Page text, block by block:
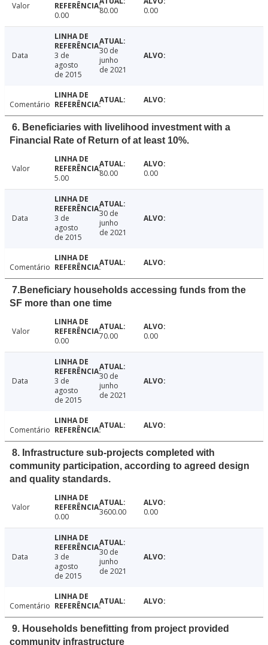
Valor
0.00
80.00 0.00
Data
3 de
agosto
de 2015
30 de
junho
de 2021
Comentário
6. Beneficiaries with livelihood investment with a
Financial Rate of Return of at least 10%.
Valor
5.00
80.00 0.00
Data
3 de
agosto
de 2015
30 de
junho
de 2021
Comentário
7.Beneficiary households accessing funds from the
SF more than one time
Valor
0.00
70.00 0.00
Data
3 de
agosto
de 2015
30 de
junho
de 2021
Comentário
8. Infrastructure sub-projects completed with
community participation, according to agreed design
and quality standards.
Valor
0.00
3600.00 0.00
Data
3 de
agosto
de 2015
30 de
junho
de 2021
Comentário
9. Households benefitting from project provided
community infrastructure